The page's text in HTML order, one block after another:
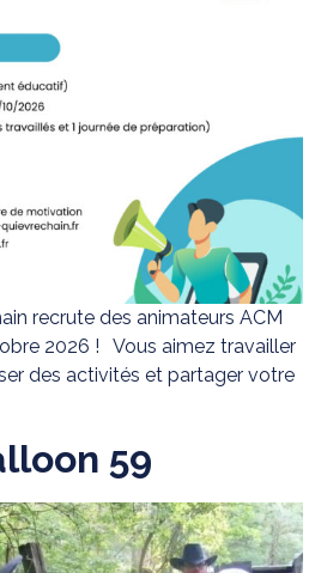
recrute des animateurs ACM
2026 ! Vous aimez travailler
des activités et partager votre
59